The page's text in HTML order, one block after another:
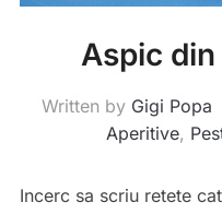
Aspic
Written by Gigi Popa
Aperitive,
Incerc sa scriu retete